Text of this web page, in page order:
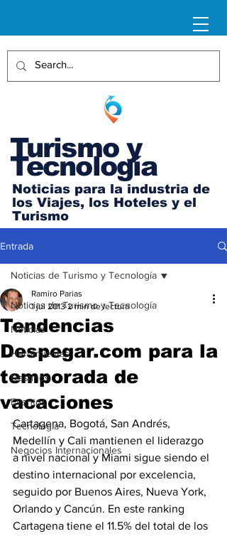
Turismo y
Tecnología
Noticias para la industria de
los Viajes, los Hoteles y el
Turismo
Entrada
Noticias de Turismo y Tecnología
Noticias
Herramientas
Destinos
Eventos
Tecnología
Negocios Internacionales
Noticias de Turismo y Tecnología
Tendencias
Despegar.com para la
temporada de
vacaciones
Ramiro Parias
1 jul 2013 2 min de lectura
Cartagena, Bogotá, San Andrés,
Medellín y Cali mantienen el liderazgo
a nivel nacional y Miami sigue siendo el
destino internacional por excelencia,
seguido por Buenos Aires, Nueva York,
Orlando y Cancún. En este ranking
Cartagena tiene el 11.5% del total de los